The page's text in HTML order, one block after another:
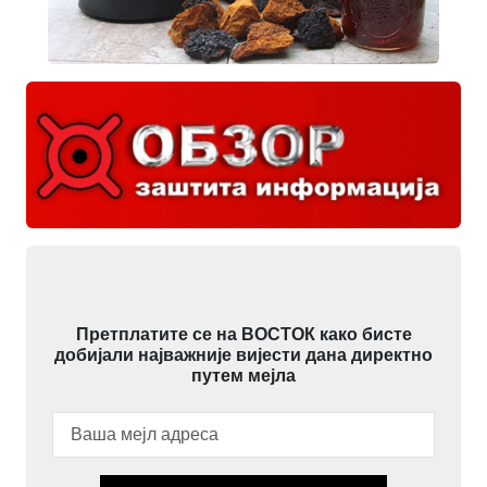
Претплатите се на ВОСТОК како бисте
добијали најважније вијести дана директно
путем мејла